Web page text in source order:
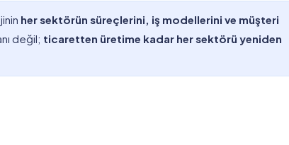
her sektörün süreçlerini, iş modellerini ve müşteri
değil; ticaretten üretime kadar her sektörü yeniden